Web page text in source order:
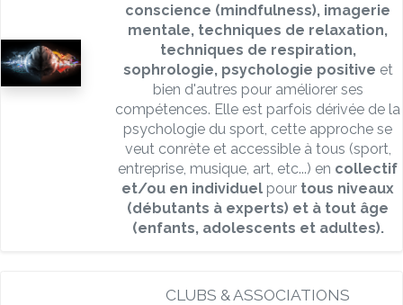
conscience (mindfulness), imagerie
mentale, techniques de relaxation,
techniques de respiration,
sophrologie, psychologie positive et
bien d'autres pour améliorer ses
compétences. Elle est parfois dérivée de la
psychologie du sport, cette approche se
veut conrète et accessible à tous (sport,
entreprise, musique, art, etc...) en collectif
et/ou en individuel pour tous niveaux
(débutants à experts) et à tout âge
(enfants, adolescents et adultes).
CLUBS & ASSOCIATIONS